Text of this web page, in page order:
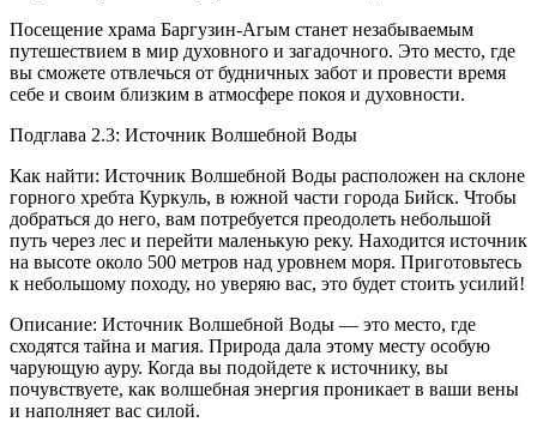
Посещение храма Баргузин-Агым станет незабываемым
путешествием в мир духовного и загадочного. Это место, где
вы сможете отвлечься от будничных забот и провести время
себе и своим близким в атмосфере покоя и духовности.
Подглава 2.3: Источник Волшебной Воды
Как найти: Источник Волшебной Воды расположен на склоне
горного хребта Куркуль, в южной части города Бийск. Чтобы
добраться до него, вам потребуется преодолеть небольшой
путь через лес и перейти маленькую реку. Находится источник
на высоте около 500 метров над уровнем моря. Приготовьтесь
к небольшому походу, но уверяю вас, это будет стоить усилий!
Описание: Источник Волшебной Воды — это место, где
сходятся тайна и магия. Природа дала этому месту особую
чарующую ауру. Когда вы подойдете к источнику, вы
почувствуете, как волшебная энергия проникает в ваши вены
и наполняет вас силой.